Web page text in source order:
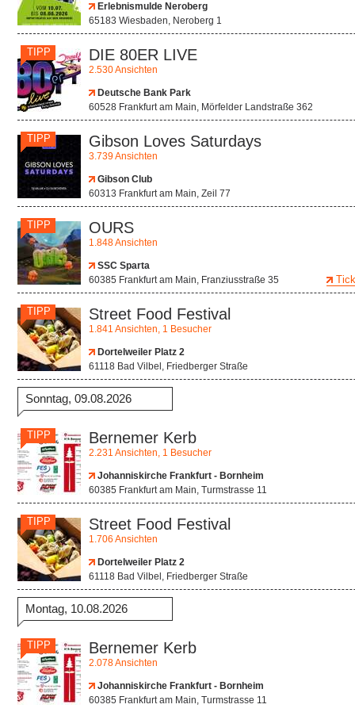
Erlebnismulde Neroberg
65183 Wiesbaden, Neroberg 1
TIPP DIE 80ER LIVE
2.530 Ansichten
Deutsche Bank Park
60528 Frankfurt am Main, Mörfelder Landstraße 362
TIPP Gibson Loves Saturdays
3.739 Ansichten
Gibson Club
60313 Frankfurt am Main, Zeil 77
TIPP OURS
1.848 Ansichten
SSC Sparta
60385 Frankfurt am Main, Franziusstraße 35
TIPP Street Food Festival
1.841 Ansichten, 1 Besucher
Dortelweiler Platz 2
61118 Bad Vilbel, Friedberger Straße
Sonntag, 09.08.2026
TIPP Bernemer Kerb
2.231 Ansichten, 1 Besucher
Johanniskirche Frankfurt - Bornheim
60385 Frankfurt am Main, Turmstrasse 11
TIPP Street Food Festival
1.706 Ansichten
Dortelweiler Platz 2
61118 Bad Vilbel, Friedberger Straße
Montag, 10.08.2026
TIPP Bernemer Kerb
2.078 Ansichten
Johanniskirche Frankfurt - Bornheim
60385 Frankfurt am Main, Turmstrasse 11